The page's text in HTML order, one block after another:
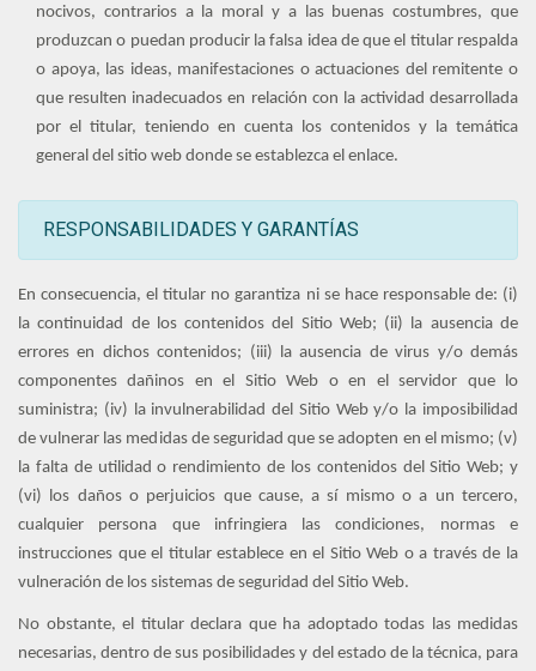
nocivos, contrarios a la moral y a las buenas costumbres, que
produzcan o puedan producir la falsa idea de que el titular respalda
o apoya, las ideas, manifestaciones o actuaciones del remitente o
que resulten inadecuados en relación con la actividad desarrollada
por el titular, teniendo en cuenta los contenidos y la temática
general del sitio web donde se establezca el enlace.
RESPONSABILIDADES Y GARANTÍAS
En consecuencia, el titular no garantiza ni se hace responsable de: (i)
la continuidad de los contenidos del Sitio Web; (ii) la ausencia de
errores en dichos contenidos; (iii) la ausencia de virus y/o demás
componentes dañinos en el Sitio Web o en el servidor que lo
suministra; (iv) la invulnerabilidad del Sitio Web y/o la imposibilidad
de vulnerar las medidas de seguridad que se adopten en el mismo; (v)
la falta de utilidad o rendimiento de los contenidos del Sitio Web; y
(vi) los daños o perjuicios que cause, a sí mismo o a un tercero,
cualquier persona que infringiera las condiciones, normas e
instrucciones que el titular establece en el Sitio Web o a través de la
vulneración de los sistemas de seguridad del Sitio Web.
No obstante, el titular declara que ha adoptado todas las medidas
necesarias, dentro de sus posibilidades y del estado de la técnica, para